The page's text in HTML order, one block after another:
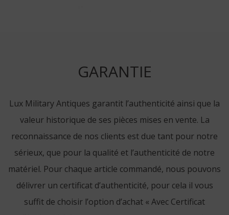
GARANTIE
Lux Military Antiques garantit l’authenticité ainsi que la
valeur historique de ses pièces mises en vente. La
reconnaissance de nos clients est due tant pour notre
sérieux, que pour la qualité et l’authenticité de notre
matériel. Pour chaque article commandé, nous pouvons
délivrer un certificat d’authenticité, pour cela il vous
suffit de choisir l’option d’achat « Avec Certificat